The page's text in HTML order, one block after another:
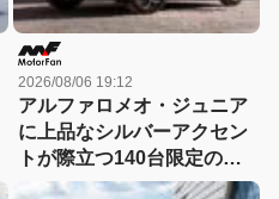
2026/08/06 19:12
アルファロメオ・ジュニア
に上品なシルバーアクセン
トが際立つ140台限定の
「スポルト スペチアーレ」